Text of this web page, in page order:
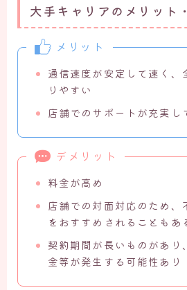
大手キャリアのメリット
メリット
通信速度が安定して速く、
りやすい
店舗でのサポートが充実し
デメリット
料金が高め
店舗での対面対応のため、
をおすすめされることもあ
契約期間が長いものがあり
金等が発生する可能性あり